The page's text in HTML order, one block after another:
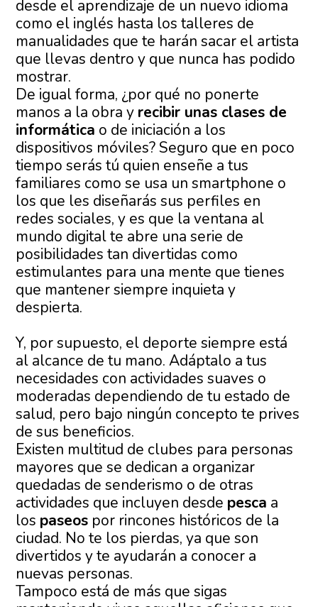
desde el aprendizaje de un nuevo idioma
como el inglés hasta los talleres de
manualidades que te harán sacar el artista
que llevas dentro y que nunca has podido
mostrar.
De igual forma, ¿por qué no ponerte
manos a la obra y recibir unas clases de
informática o de iniciación a los
dispositivos móviles? Seguro que en poco
tiempo serás tú quien enseñe a tus
familiares como se usa un smartphone o
los que les diseñarás sus perfiles en
redes sociales, y es que la ventana al
mundo digital te abre una serie de
posibilidades tan divertidas como
estimulantes para una mente que tienes
que mantener siempre inquieta y
despierta.
Y, por supuesto, el deporte siempre está
al alcance de tu mano. Adáptalo a tus
necesidades con actividades suaves o
moderadas dependiendo de tu estado de
salud, pero bajo ningún concepto te prives
de sus beneficios.
Existen multitud de clubes para personas
mayores que se dedican a organizar
quedadas de senderismo o de otras
actividades que incluyen desde pesca a
los paseos por rincones históricos de la
ciudad. No te los pierdas, ya que son
divertidos y te ayudarán a conocer a
nuevas personas.
Tampoco está de más que sigas